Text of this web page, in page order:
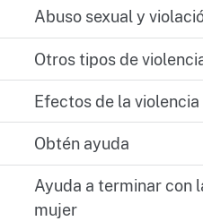
Abuso sexual y
Otros tipos de
Efectos de la
Obtén ayuda
Ayuda a terminar con
mujer